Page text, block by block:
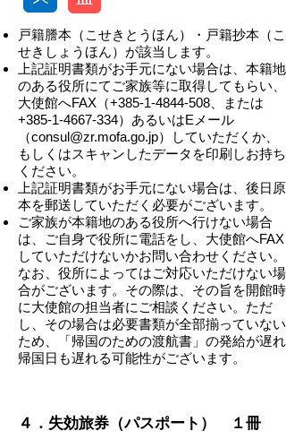
戸籍謄本（こせきとうほん）・戸籍抄本（こ
せきしょうほん）が該当します。
上記証明書類がお手元にない場合は、本籍地
のある役所にてご家族等に取得してもらい、
大使館へFAX（+385-1-4844-508、または
+385-1-4667-334）あるいはEメール
（consul@zr.mofa.go.jp）していただくか、
もしくはスキャンしたデータを印刷しお持ち
ください。
上記証明書類がお手元にない場合は、後日原
本を郵送していただく必要がございます。
ご家族が本籍地のある役所へ行けない場合
は、ご自身で役所に電話をし、大使館へFAX
していただけないかお問い合わせください。
なお、役所によってはご対応いただけない場
合がございます。その際は、その旨を開館時
に大使館の担当者にご相談ください。ただ
し、その場合は必要書類が全部揃っていない
ため、「帰国のための渡航書」の発給が遅れ
帰国日も遅れる可能性がございます。
４．失効旅券（パスポート） １冊